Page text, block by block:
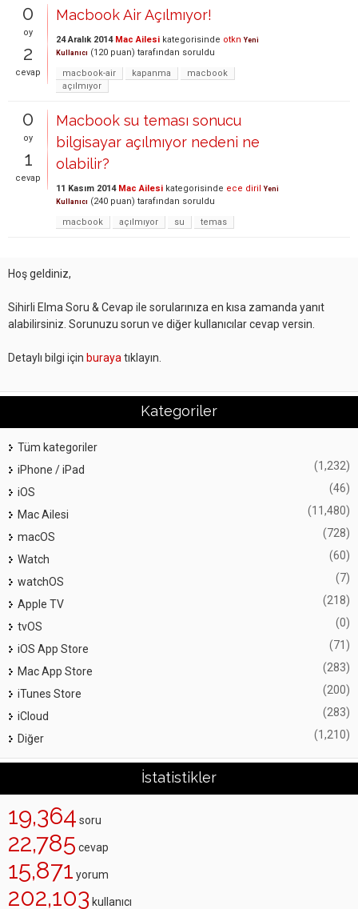
0
oy
2
cevap
Macbook Air Açılmıyor!
24 Aralık 2014 Mac Ailesi kategorisinde otkn Yeni
Kullanıcı (120 puan) tarafından soruldu
macbook-air
kapanma
macbook
açılmıyor
0
oy
1
cevap
Macbook su teması sonucu
bilgisayar açılmıyor nedeni ne
olabilir?
11 Kasım 2014 Mac Ailesi kategorisinde ece diril Yeni
Kullanıcı (240 puan) tarafından soruldu
macbook
açılmıyor su temas
Hoş geldiniz,
Sihirli Elma Soru & Cevap ile sorularınıza en kısa zamanda yanıt
alabilirsiniz. Sorunuzu sorun ve diğer kullanıcılar cevap versin.
Detaylı bilgi için buraya tıklayın.
Kategoriler
Tüm kategoriler
iPhone / iPad
(1,232)
iOS (46)
Mac Ailesi (11,480)
macOS (728)
Watch (60)
watchOS (7)
Apple TV (218)
tvOS (0)
iOS App Store (71)
Mac App Store (283)
iTunes Store (200)
iCloud (283)
Diğer (1,210)
İstatistikler
19,364 soru
22,785 cevap
15,871 yorum
202,103 kullanıcı